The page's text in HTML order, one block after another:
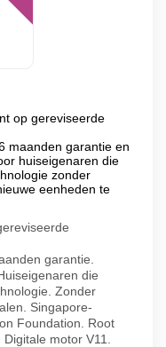
op gereviseerde
maanden garantie en
huiseigenaren die
zonder
eenheden te
garantie.
die
Zonder
Singapore-
Foundation. Root
motor V11.